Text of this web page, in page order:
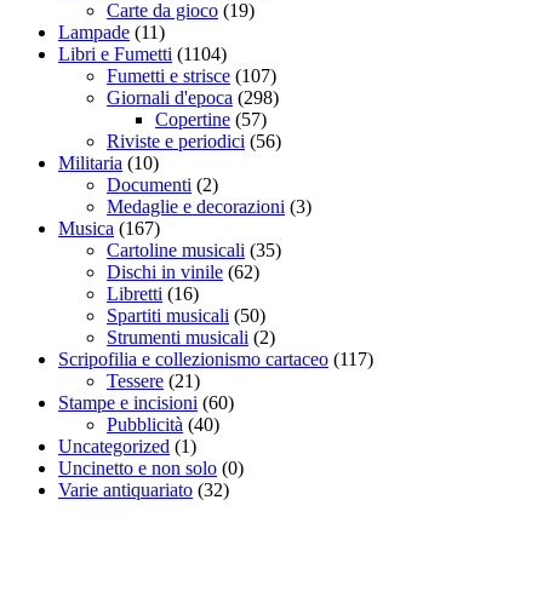
Carte da gioco (19)
Lampade (11)
Libri e Fumetti (1104)
Fumetti e strisce (107)
Giornali d'epoca (298)
Copertine (57)
Riviste e periodici (56)
Militaria (10)
Documenti (2)
Medaglie e decorazioni (3)
Musica (167)
Cartoline musicali (35)
Dischi in vinile (62)
Libretti (16)
Spartiti musicali (50)
Strumenti musicali (2)
Scripofilia e collezionismo cartaceo (117)
Tessere (21)
Stampe e incisioni (60)
Pubblicità (40)
Uncategorized (1)
Uncinetto e non solo (0)
Varie antiquariato (32)